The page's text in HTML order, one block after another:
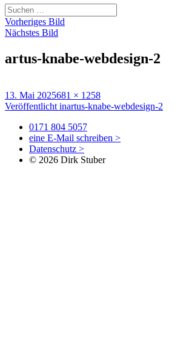
Suchen
nach:
Vorheriges Bild
Nächstes Bild
artus-knabe-webdesign-2
Veröffentlicht
am
13. Mai 2025Volle
Größe
681 × 1258
Beitragsnavigation
Veröffentlicht inartus-knabe-webdesign-2
0171 804 5057
eine E-Mail schreiben >
Datenschutz >
© 2026 Dirk Stuber